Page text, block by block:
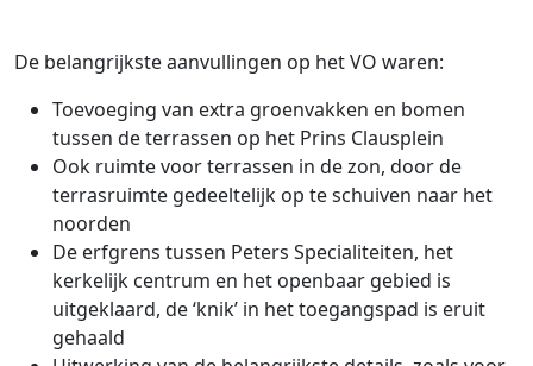
De belangrijkste aanvullingen op het VO waren:
Toevoeging van extra groenvakken en bomen
tussen de terrassen op het Prins Clausplein
Ook ruimte voor terrassen in de zon, door de
terrasruimte gedeeltelijk op te schuiven naar het
noorden
De erfgrens tussen Peters Specialiteiten, het
kerkelijk centrum en het openbaar gebied is
uitgeklaard, de ‘knik’ in het toegangspad is eruit
gehaald